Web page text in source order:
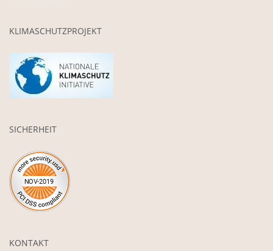
KLIMASCHUTZPROJEKT
SICHERHEIT
KONTAKT